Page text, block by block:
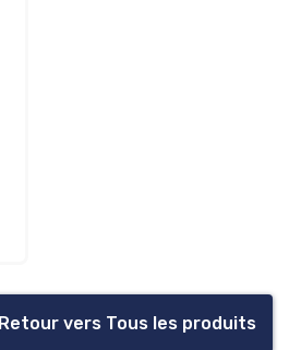
Retour vers Tous les produits